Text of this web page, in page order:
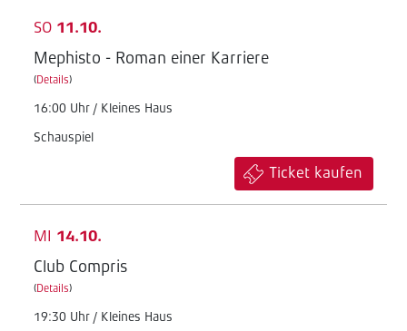
SO 11.10.
Mephisto - Roman einer Karriere
(Details)
16:00 Uhr / Kleines Haus
Schauspiel
Ticket kaufen
MI 14.10.
Club Compris
(Details)
19:30 Uhr / Kleines Haus